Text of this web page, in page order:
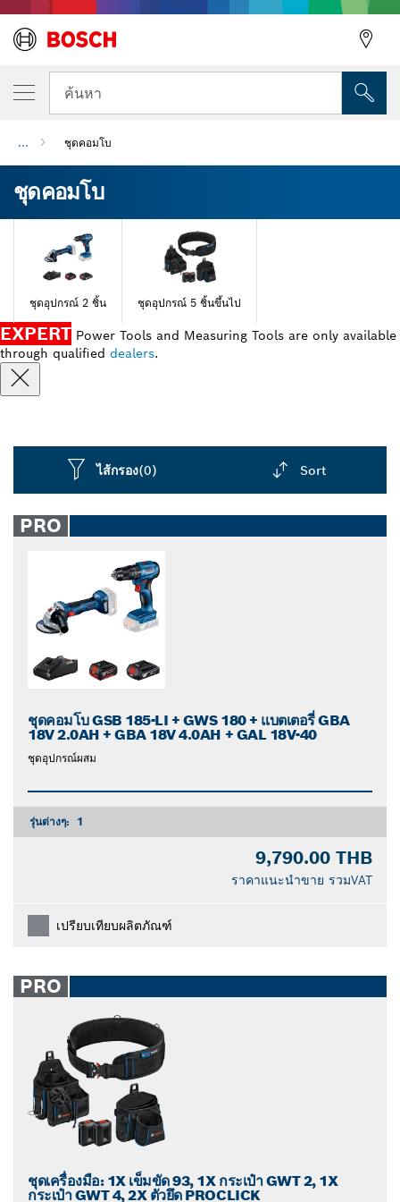
ค้นหา
... ชุดคอมโบ
ชุดคอมโบ
ชุดอุปกรณ์ 2 ชิ้น ชุดอุปกรณ์ 5 ชิ้นขึ้นไป
EXPERT Power Tools and Measuring Tools are only available
through qualified dealers.
ไส้กรอง(0) Sort
closed
PRO
ชุดคอมโบ GSB 185-LI + GWS 180 + แบตเตอรี่ GBA
18V 2.0AH + GBA 18V 4.0AH + GAL 18V-40
ชุดอุปกรณ์ผสม
รุ่นต่างๆ: 1
9,790.00 THB
ราคาแนะนำขาย รวมVAT
เปรียบเทียบผลิตภัณฑ์
PRO
ชุดเครื่องมือ: 1X เข็มขัด 93, 1X กระเป๋า GWT 2, 1X
กระเป๋า GWT 4, 2X ตัวยึด PROCLICK